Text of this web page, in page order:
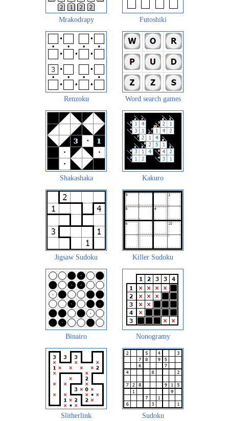
Mrakodrapy Futoshiki
Renzoku Word search games
Shakashaka Kakuro
Jigsaw Sudoku Killer Sudoku
Binairo Nonogramy
Slitherlink Sudoku